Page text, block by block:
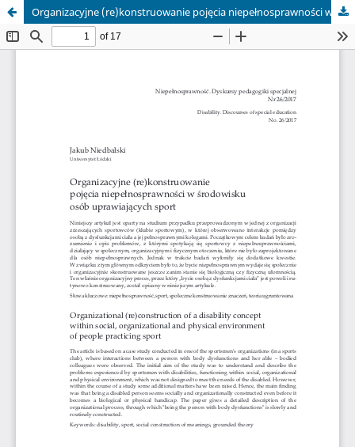
Organizacyjne (re)konstruowanie pojęcia niepełnosprawności w środowisku osób uprawiających sport